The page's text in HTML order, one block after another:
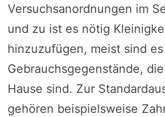
Versuchsanordnungen im
und zu ist es nötig
hinzuzufügen, meist sind
Gebrauchsgegenstände,
Hause sind. Zur
gehören beispielsweise